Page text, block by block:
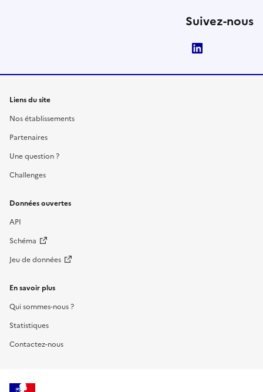
Suivez-nous
Liens du site
Nos établissements
Partenaires
Une question ?
Challenges
Données ouvertes
API
Schéma
Jeu de données
En savoir plus
Qui sommes-nous ?
Statistiques
Contactez-nous